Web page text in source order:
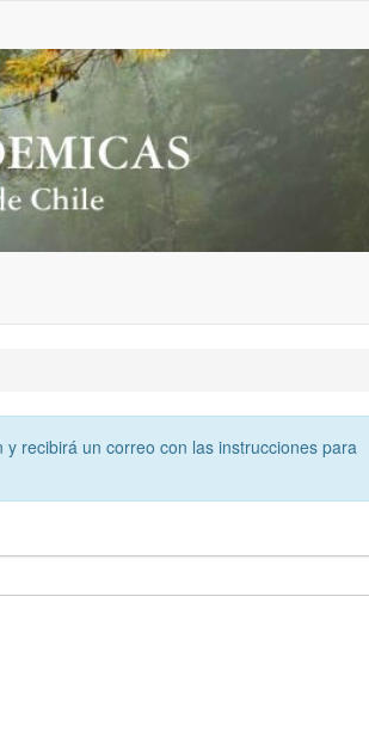
recibirá un correo con las instrucciones para